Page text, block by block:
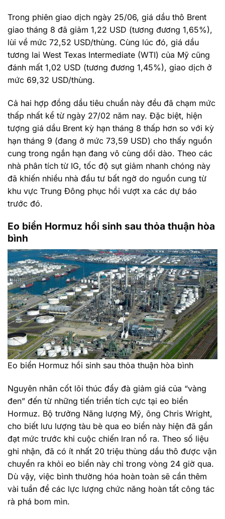
Trong phiên giao dịch ngày 25/06, giá dầu thô Brent
giao tháng 8 đã giảm 1,22 USD (tương đương 1,65%),
lùi về mức 72,52 USD/thùng. Cùng lúc đó, giá dầu
tương lai West Texas Intermediate (WTI) của Mỹ cũng
đánh mất 1,02 USD (tương đương 1,45%), giao dịch ở
mức 69,32 USD/thùng.
Cả hai hợp đồng dầu tiêu chuẩn này đều đã chạm mức
thấp nhất kể từ ngày 27/02 năm nay. Đặc biệt, hiện
tượng giá dầu Brent kỳ hạn tháng 8 thấp hơn so với kỳ
hạn tháng 9 (đang ở mức 73,59 USD) cho thấy nguồn
cung trong ngắn hạn đang vô cùng dồi dào. Theo các
nhà phân tích từ IG, tốc độ sụt giảm nhanh chóng này
đã khiến nhiều nhà đầu tư bất ngờ do nguồn cung từ
khu vực Trung Đông phục hồi vượt xa các dự báo
trước đó.
Eo biển Hormuz hồi sinh sau thỏa thuận hòa
bình
Eo biển Hormuz hồi sinh sau thỏa thuận hòa bình
Nguyên nhân cốt lõi thúc đẩy đà giảm giá của “vàng
đen” đến từ những tiến triển tích cực tại eo biển
Hormuz. Bộ trưởng Năng lượng Mỹ, ông Chris Wright,
cho biết lưu lượng tàu bè qua eo biển này hiện đã gần
đạt mức trước khi cuộc chiến Iran nổ ra. Theo số liệu
ghi nhận, đã có ít nhất 20 triệu thùng dầu thô được vận
chuyển ra khỏi eo biển này chỉ trong vòng 24 giờ qua.
Dù vậy, việc bình thường hóa hoàn toàn sẽ cần thêm
vài tuần để các lực lượng chức năng hoàn tất công tác
rà phá bom mìn.